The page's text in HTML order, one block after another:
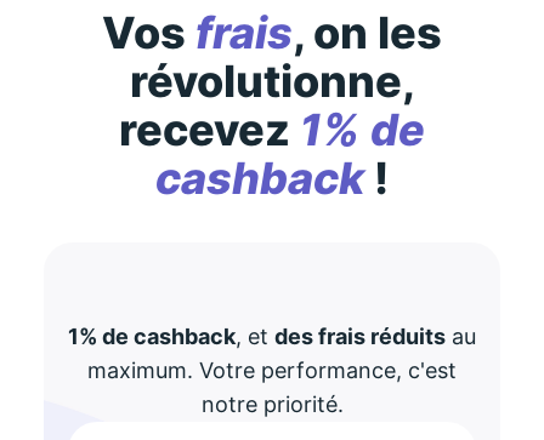
Vos frais, on les
révolutionne,
recevez 1% de
cashback!
1% de cashback, et des frais réduits au
maximum. Votre performance, c'est
notre priorité.